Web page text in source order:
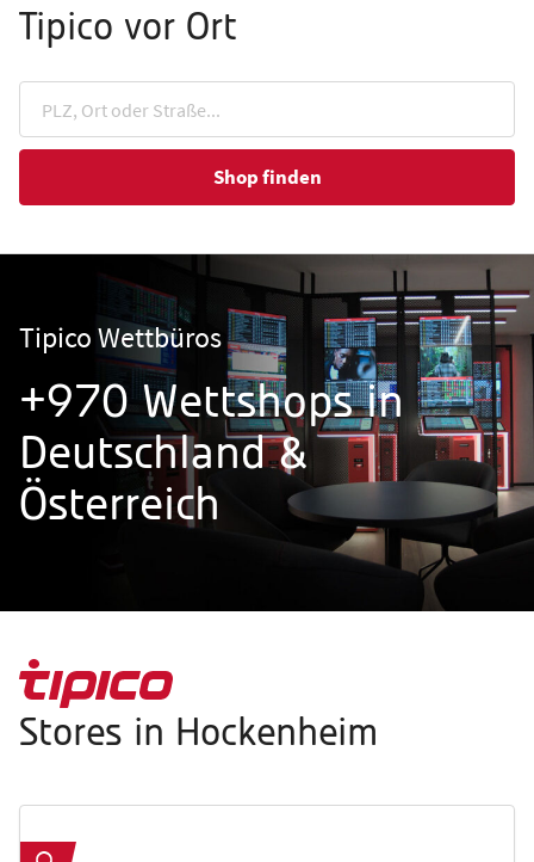
Tipico vor Ort
Shop finden
Tipico Wettbüros
+970 Wettshops in
Deutschland &
Österreich
Stores in Hockenheim